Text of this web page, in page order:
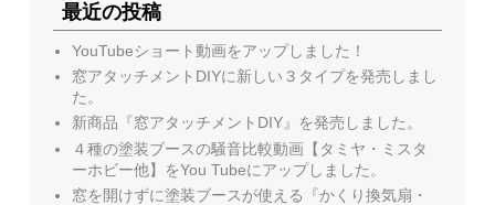
最近の投稿
YouTubeショート動画をアップしました！
窓アタッチメントDIYに新しい３タイプを発売しまし
た。
新商品『窓アタッチメントDIY』を発売しました。
４種の塗装ブースの騒音比較動画【タミヤ・ミスタ
ーホビー他】をYou Tubeにアップしました。
窓を開けずに塗装ブースが使える『かくり換気扇・